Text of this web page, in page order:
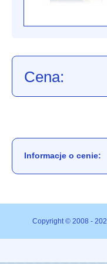
Cena:
Informacje o cenie:
Copyright © 2008 -